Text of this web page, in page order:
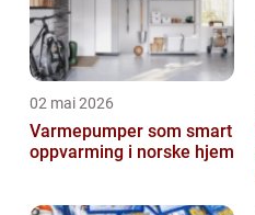
02 mai 2026
Varmepumper som smart
oppvarming i norske hjem